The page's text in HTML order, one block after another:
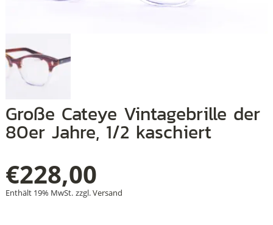
Große Cateye Vintagebrille der
80er Jahre, 1/2 kaschiert
€228,00
Enthält 19% MwSt. zzgl.Versand
+
+